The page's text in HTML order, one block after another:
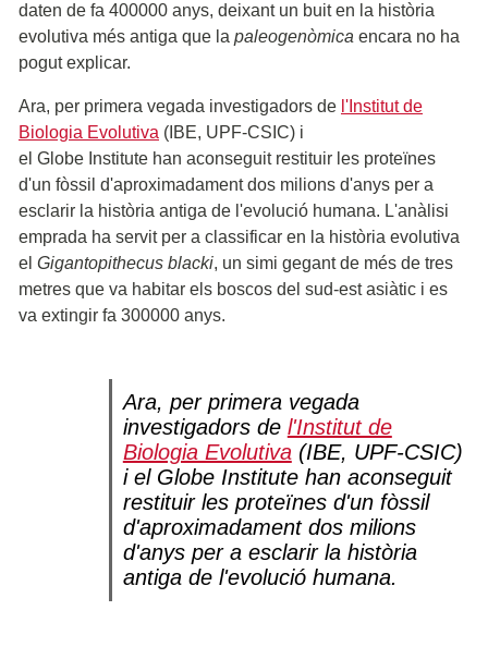
daten de fa 400000 anys, deixant un buit en la història
evolutiva més antiga que la paleogenòmica encara no ha
pogut explicar.
Ara, per primera vegada investigadors de l'Institut de
Biologia Evolutiva (IBE, UPF-CSIC) i
el Globe Institute han aconseguit restituir les proteïnes
d'un fòssil d'aproximadament dos milions d'anys per a
esclarir la història antiga de l'evolució humana. L'anàlisi
emprada ha servit per a classificar en la història evolutiva
el Gigantopithecus blacki, un simi gegant de més de tres
metres que va habitar els boscos del sud-est asiàtic i es
va extingir fa 300000 anys.
Ara, per primera vegada
investigadors de l'Institut de
Biologia Evolutiva(IBE, UPF-CSIC)
i el Globe Institute han aconseguit
restituir les proteïnes d'un fòssil
d'aproximadament dos milions
d'anys per a esclarir la història
antiga de l'evolució humana.